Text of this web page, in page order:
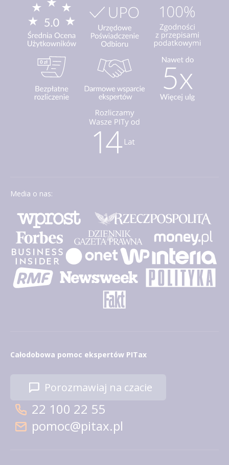
Media o nas:
Całodobowa pomoc ekspertów PITax
Porozmawiaj na czacie
22 100 22 55
pomoc@pitax.pl